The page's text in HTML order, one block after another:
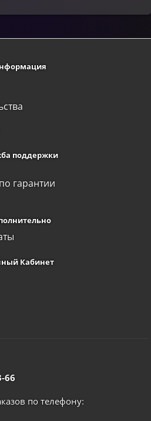
поддержки
гарантии
Кабинет
66
по телефону: